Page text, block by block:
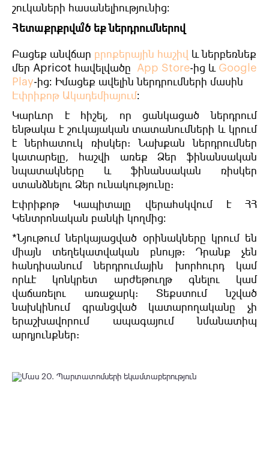
շուկաների հասանելիությունից։
Հետաքրքրվա՞ծ եք ներդրումներով
Բացեք անվճար բրոքերային հաշիվ և ներբեռնեք
մեր Apricot հավելվածը App Store-ից և Google
Play-ից։ Իմացեք ավելին ներդրումների մասին
Էփրիքոթ Ակադեմիայում։
Կարևոր է հիշել, որ ցանկացած ներդրում
ենթակա է շուկայական տատանումների և կրում
է ներհատուկ ռիսկեր: Նախքան ներդրումներ
կատարելը, հաշվի առեք Ձեր ֆինանսական
նպատակները և ֆինանսական ռիսկեր
ստանձնելու Ձեր ունակությունը:
Էփրիքոթ Կապիտալը վերահսկվում է ՀՀ
Կենտրոնական բանկի կողմից։
*Նյութում ներկայացված օրինակները կրում են
միայն տեղեկատվական բնույթ: Դրանք չեն
հանդիսանում ներդրումային խորհուրդ կամ
որևէ կոնկրետ արժեթուղթ գնելու կամ
վաճառելու առաջարկ: Տեքստում նշված
նախկինում գրանցված կատարողականը չի
երաշխավորում ապագայում նմանատիպ
արդյունքներ: